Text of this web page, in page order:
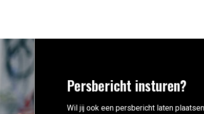
Persbericht insturen?
Wil jij ook een persbericht laten